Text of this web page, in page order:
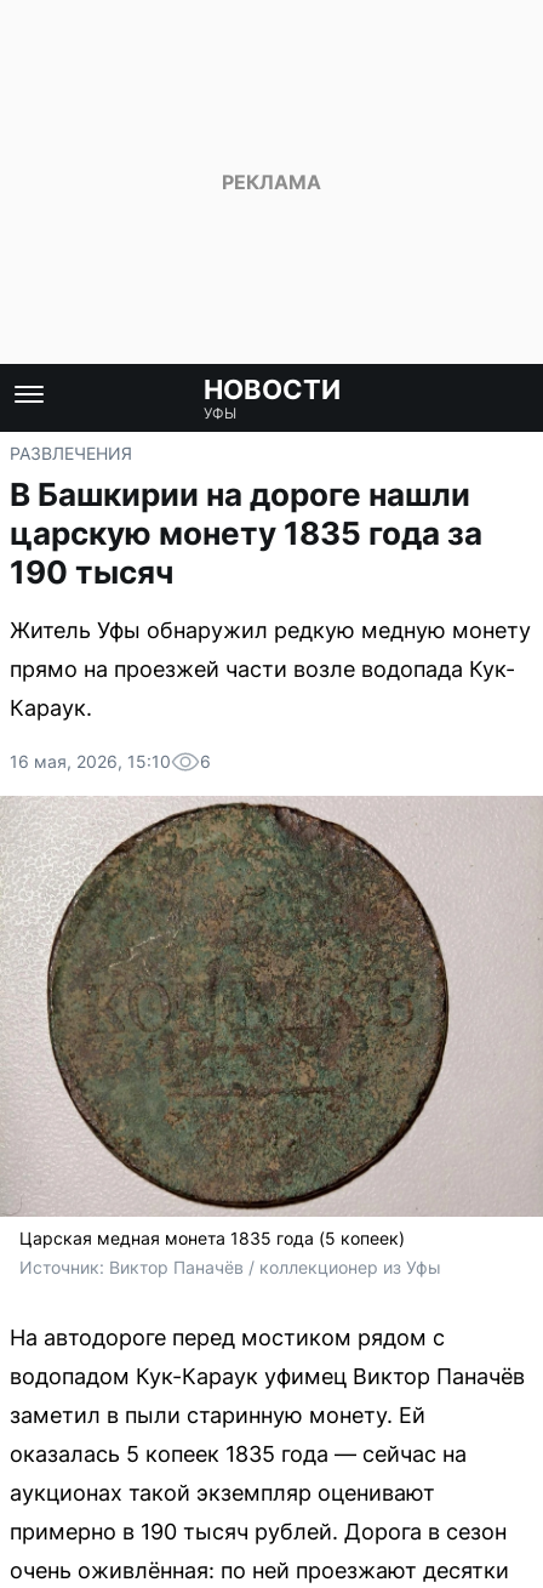
НОВОСТИ
УФЫ
РАЗВЛЕЧЕНИЯ
В Башкирии на дороге нашли
царскую монету 1835 года за
190 тысяч
Житель Уфы обнаружил редкую медную монету
прямо на проезжей части возле водопада Кук-
Караук.
16 мая, 2026, 15:10 6
Царская медная монета 1835 года (5 копеек)
Источник: Виктор Паначёв / коллекционер из Уфы
На автодороге перед мостиком рядом с
водопадом Кук-Караук уфимец Виктор Паначёв
заметил в пыли старинную монету. Ей
оказалась 5 копеек 1835 года — сейчас на
аукционах такой экземпляр оценивают
примерно в 190 тысяч рублей. Дорога в сезон
очень оживлённая: по ней проезжают десятки